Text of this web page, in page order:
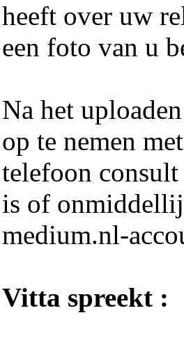
heeft over uw
een foto van u
Na het
op te nemen
telefoon
is of
medium.nl-
Vitta spreekt :